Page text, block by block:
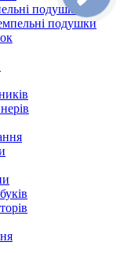
подушки
подушки